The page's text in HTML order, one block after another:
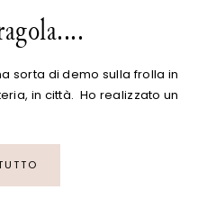
sorta di demo sulla frolla in
in città. Ho realizzato un